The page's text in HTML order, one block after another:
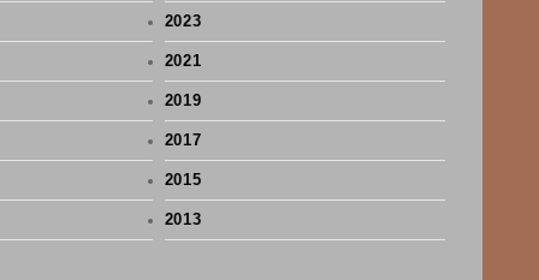
2023
2021
2019
2017
2015
2013